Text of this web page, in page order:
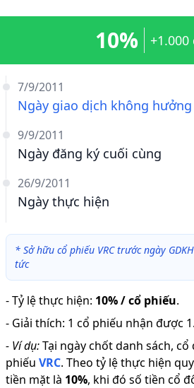
7/9/2011
Ngày giao dịch không
9/9/2011
Ngày đăng ký cuối cùng
26/9/2011
Ngày thực hiện
10% +1.000
* Sở hữu cổ phiếu VRC trước ngày
tức
-Tỷ lệ thực hiện: 10% / cổ phiếu.
- Giải thích: 1 cổ phiếu nhận được
- Ví dụ:Tại ngày chốt danh sách,
phiếu VRC. Theo tỷ lệ thực hiện
tiền mặt là 10%, khi đó số tiền cổ